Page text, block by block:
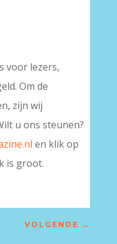
voor lezers,
Om de
zijn wij
u ons steunen?
en klik op
is groot.
VOLGENDE →